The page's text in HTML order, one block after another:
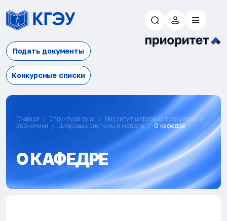
Подать документы
Конкурсные списки
Главная Структура вуза
Институт цифровых технологий и
экономики
Цифровые системы и модели О кафедре
О КАФЕДРЕ